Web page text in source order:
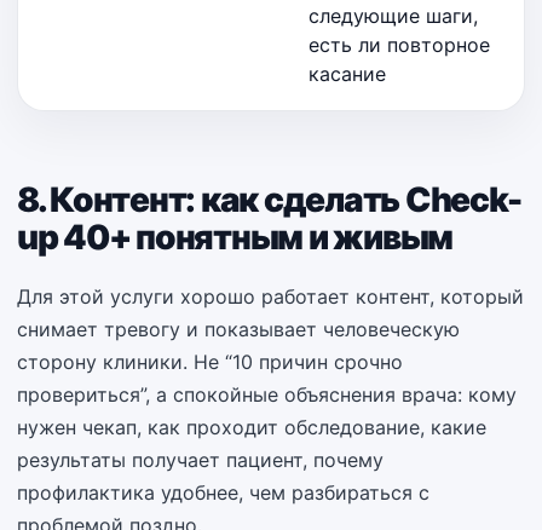
следующие шаги,
есть ли повторное
касание
8. Контент: как сделать Check-
up 40+ понятным и живым
Для этой услуги хорошо работает контент, который
снимает тревогу и показывает человеческую
сторону клиники. Не “10 причин срочно
провериться”, а спокойные объяснения врача: кому
нужен чекап, как проходит обследование, какие
результаты получает пациент, почему
профилактика удобнее, чем разбираться с
проблемой поздно.